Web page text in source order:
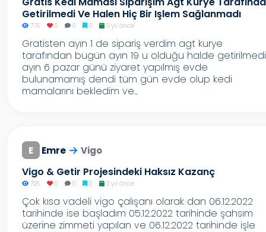
Getirilmedi Ve Halen Hiç Bir Işlem Sağlanmadı
775 0 0 0 3 yıl önce
Gratisten ayın 1 de sipariş verdim agt kurye
tarafından bugün ayın 19 u olduğu halde getirilmedi
ayın 6 pazar günü ziyaret yapılmış evde
bulunamamış dendi tüm gün evde olup kedi
mamalarını bekledim ve...
E Emre Vigo
Vigo & Getir Projesindeki Haksız Kazanç
795 0 0 0 3 yıl önce
Çok kısa vadeli vigo çalışanı olarak dan 06.12.2022
tarihinde ise başladım 05.12.2022 tarihinde şahsım
üzerine zimmeti yapılan ve 06.12.2022 tarihinde işle